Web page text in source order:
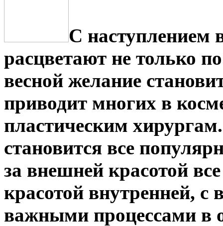
С наступлением
расцветают не только
весной желание
приводит многих в
пластическим
становится все
за внешней красотой
красотой внутренней, с
важными процессами в